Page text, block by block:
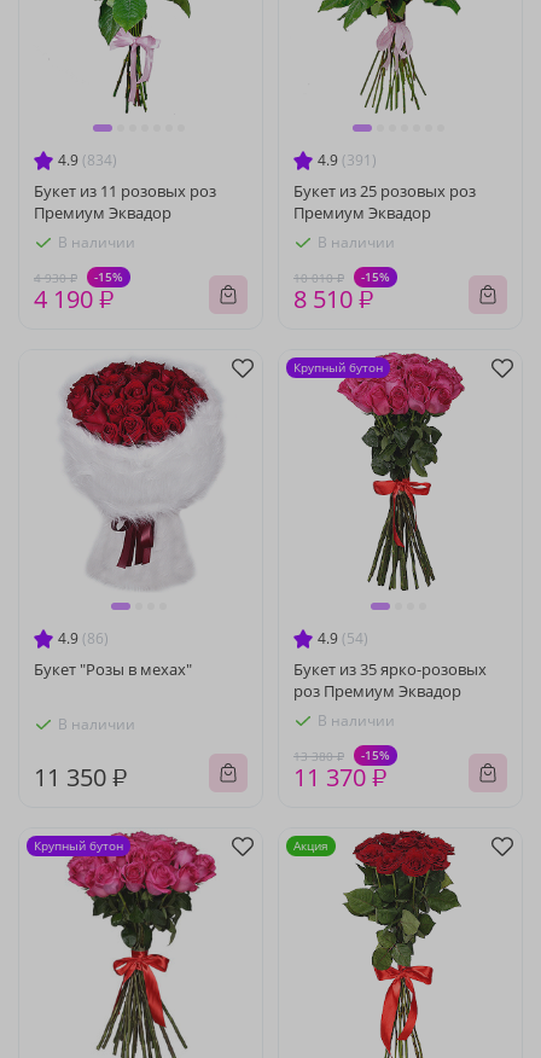
4.9 (834)
Букет из 11 розовых роз
Премиум Эквадор
В наличии
4 930 ₽ -15%
4 190 ₽
4.9 (391)
Букет из 25 розовых роз
Премиум Эквадор
В наличии
10 010 ₽ -15%
8 510 ₽
4.9 (86)
Букет "Розы в мехах"
В наличии
11 350 ₽
4.9 (54)
Букет из 35 ярко-розовых
роз Премиум Эквадор
В наличии
13 380 ₽ -15%
11 370 ₽
Крупный бутон
Крупный бутон Акция